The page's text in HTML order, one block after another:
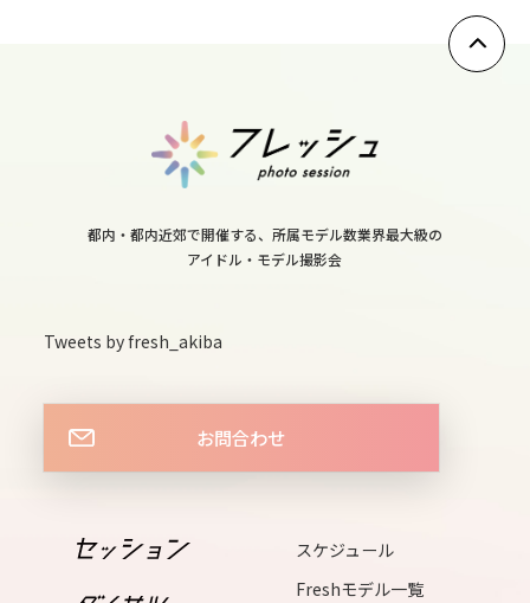
wed
15
16
sat
sun
都内・都内近郊で開催する、所属モデル数業界最大級の
アイドル・モデル撮影会
Tweets by fresh_akiba
お問合わせ
スケジュール
Freshモデル一覧